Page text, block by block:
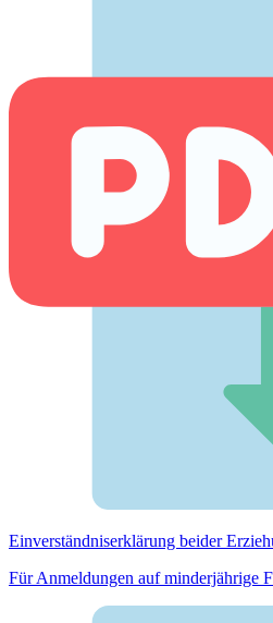
Einverständnis­erklärung beider
Für Anmeldungen auf minderjährige